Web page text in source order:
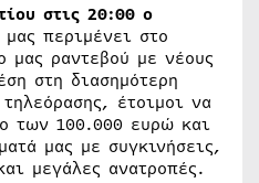
στις 20:00 ο
μας περιμένει στο
μας ραντεβού με νέους
στη διασημότερη
έτοιμοι να
των 100.000 ευρώ και
μας με συγκινήσεις,
μεγάλες ανατροπές.